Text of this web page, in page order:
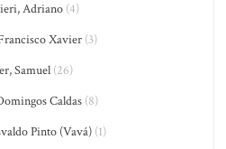
Adriano (4)
Xavier(3)
Samuel (26)
Caldas (8)
Pinto (Vavá) (1)